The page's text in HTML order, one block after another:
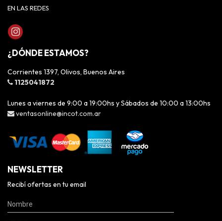
EN LAS REDES
¿DÓNDE ESTAMOS?
Corrientes 1397, Olivos, Buenos Aires
1125041872
Lunes a viernes de 9:00 a 19:00hs y Sábados de 10:00 a 13:00hs
ventasonline@incot.com.ar
NEWSLETTER
Recibí ofertas en tu email